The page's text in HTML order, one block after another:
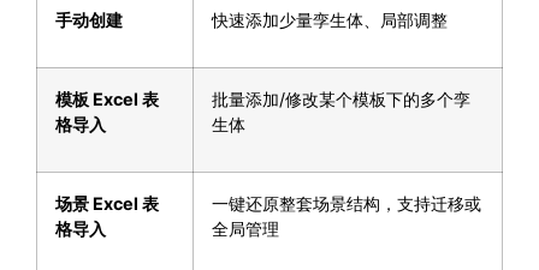
手动创建 快速添加少量孪生体、局部调整
模板 Excel 表
格导入
批量添加/修改某个模板下的多个孪
生体
场景 Excel 表
格导入
一键还原整套场景结构，支持迁移或
全局管理